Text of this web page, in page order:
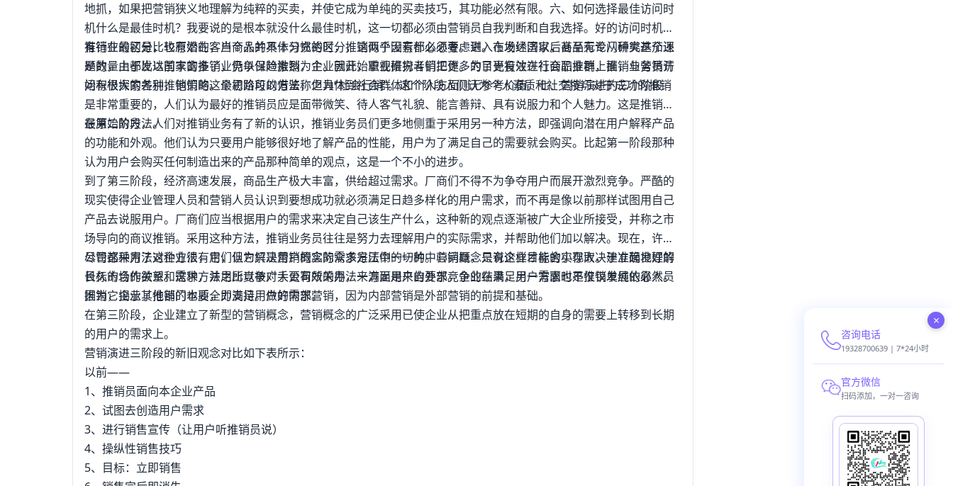
地抓，如果把营销狭义地理解为纯粹的买卖，并使它成为单纯的买卖技巧，其功能必然有限。六、如何选择最佳访问时
机什么是最佳时机？我要说的是根本就没什么最佳时机，这一切都必须由营销员自我判断和自我选择。好的访问时机，
有行业的区分，也有潜在客户个人的具体习惯的区分，这两个因素都必须考虑到。在发达国家，甚至有专门研究这个课
题的，由于发达国家的推销业仍以保险推销为主。因此，职业研究者们把更多的目光投注在社会职业群上面，与营销访
问有很大的差别，他们的这个思路可以借鉴，但具体到社会群体和个人方面则无参考价值。七、营销演进的三个阶段
推销在最初是比较原始的，当商品并不十分充裕时，推销似乎没有什么必要。进入市场经济以后商品无论从种类基茄还
是数量上都比以前丰富多了，竞争日趋激烈，企业就开始重视推扮斗销工作。为了更有效进行商品推销，推销业务员开
始积极探索各种推销策略。最初阶段的方法称之为“社会行销”。这个阶段人们认为个人素质和社交技巧对于成功的推销
是非常重要的，人们认为最好的推销员应是面带微笑、待人客气礼貌、能言善辩、具有说服力和个人魅力。这是推销的
最原始的方法。
在第二阶段，人们对推销业务有了新的认识，推销业务员们更多地侧重于采用另一种方法，即强调向潜在用户解释产品
的功能和外观。他们认为只要用户能够很好地了解产品的性能，用户为了满足自己的需要就会购买。比起第一阶段那种
认为用户会购买任何制造出来的产品那种简单的观点，这是一个不小的进步。
到了第三阶段，经济高速发展，商品生产极大丰富，供给超过需求。厂商们不得不为争夺用户而展开激烈竞争。严酷的
现实使得企业管理人员和营销人员认识到要想成功就必须满足日趋多样化的用户需求，而不再是像以前那样试图用自己
产品去说服用户。厂商们应当根据用户的需求来决定自己该生产什么，这种新的观点逐渐被广大企业所接受，并称之市
场导向的商议推销。采用这种方法，推销业务员往往是努力去理解用户的实际需求，并帮助他们加以解决。现在，许多
公司都采用了这种方法，它们认为解决用户的实际需求是压倒一切的中心问题，只有这样才能舍小存大，建立起良好的
长久的合作关系。这种方法之所以被广大公司所采用，一方面是来自外部竞争的结果，另一方面也是推销发展的必然。
因为它揭示了推销的本质，即满足用户的需求。
尽管这种方法对企业很有用，但它只是营销概念的众多方法中的一种。营销概念是说企业目标的实现取决于准确地理解
目标市场的欲望和需求，并用比竞争对手更有效的办法来满足用户的要求。企业在满足用户需求时不仅仅单纯依靠人员
推销，企业其他部门也要全力支持。做好内部营销，因为内部营销是外部营销的前提和基础。
在第三阶段，企业建立了新型的营销概念，营销概念的广泛采用已使企业从把重点放在短期的自身的需要上转移到长期
的用户的需求上。
营销演进三阶段的新旧观念对比如下表所示：
以前——
1、推销员面向本企业产品
2、试图去创造用户需求
3、进行销售宣传（让用户听推销员说）
4、操纵性销售技巧
5、目标：立即销售
×
咨询电话
19328700639 | 7*24小时
官方微信
扫码添加，一对一咨询